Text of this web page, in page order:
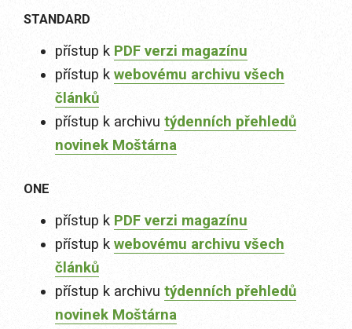
STANDARD
přístup k PDF verzi magazínu
přístup k webovému archivu všech
článků
přístup k archivu týdenních přehledů
novinek Moštárna
ONE
přístup k PDF verzi magazínu
přístup k webovému archivu všech
článků
přístup k archivu týdenních přehledů
novinek Moštárna